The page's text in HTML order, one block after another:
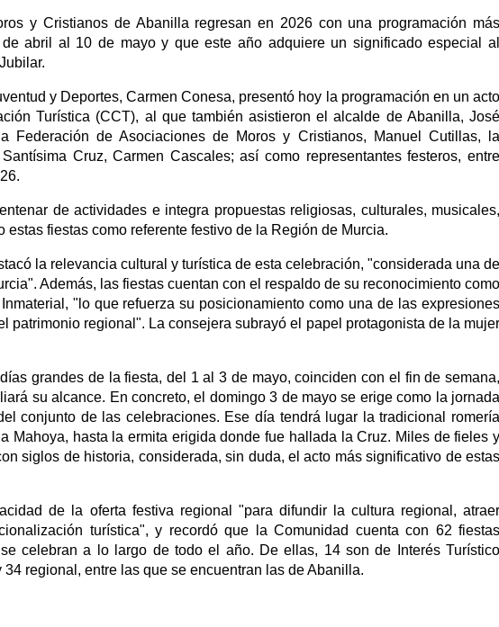
y Cristianos de Abanilla regresan en 2026 con una programación más
abril al 10 de mayo y que este año adquiere un significado especial al
y Deportes, Carmen Conesa, presentó hoy la programación en un acto
Turística (CCT), al que también asistieron el alcalde de Abanilla, José
Federación de Asociaciones de Moros y Cristianos, Manuel Cutillas, la
Cruz, Carmen Cascales; así como representantes festeros, entre
de actividades e integra propuestas religiosas, culturales, musicales,
fiestas como referente festivo de la Región de Murcia.
la relevancia cultural y turística de esta celebración, "considerada una de
Además, las fiestas cuentan con el respaldo de su reconocimiento como
"lo que refuerza su posicionamiento como una de las expresiones
patrimonio regional". La consejera subrayó el papel protagonista de la mujer
grandes de la fiesta, del 1 al 3 de mayo, coinciden con el fin de semana,
su alcance. En concreto, el domingo 3 de mayo se erige como la jornada
conjunto de las celebraciones. Ese día tendrá lugar la tradicional romería
Mahoya, hasta la ermita erigida donde fue hallada la Cruz. Miles de fieles y
siglos de historia, considerada, sin duda, el acto más significativo de estas
de la oferta festiva regional "para difundir la cultura regional, atraer
turística", y recordó que la Comunidad cuenta con 62 fiestas
celebran a lo largo de todo el año. De ellas, 14 son de Interés Turístico
regional, entre las que se encuentran las de Abanilla.